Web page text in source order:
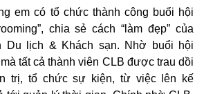
em có tổ chức thành công buổi hội
chia sẻ cách “làm đẹp” của
Du lịch & Khách sạn. Nhờ buổi hội
tất cả thành viên CLB được trau dồi
trị, tổ chức sự kiện, từ việc lên kế